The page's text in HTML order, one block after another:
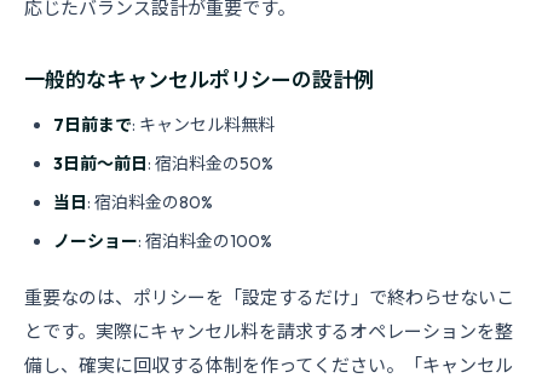
応じたバランス設計が重要です。
一般的なキャンセルポリシーの設計例
7日前まで: キャンセル料無料
3日前〜前日: 宿泊料金の50%
当日: 宿泊料金の80%
ノーショー: 宿泊料金の100%
重要なのは、ポリシーを「設定するだけ」で終わらせないこ
とです。実際にキャンセル料を請求するオペレーションを整
備し、確実に回収する体制を作ってください。「キャンセル